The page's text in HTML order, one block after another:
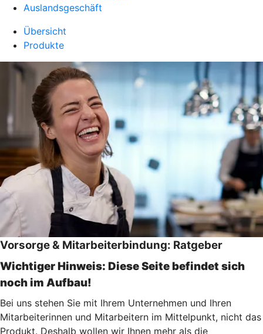
Auslandsgeschäft
Übersicht
Produkte
Vorsorge & Mitarbeiterbindung: Ratgeber
Wichtiger Hinweis: Diese Seite befindet sich
noch im Aufbau!
Bei uns stehen Sie mit Ihrem Unternehmen und Ihren
Mitarbeiterinnen und Mitarbeitern im Mittelpunkt, nicht das
Produkt. Deshalb wollen wir Ihnen mehr als die